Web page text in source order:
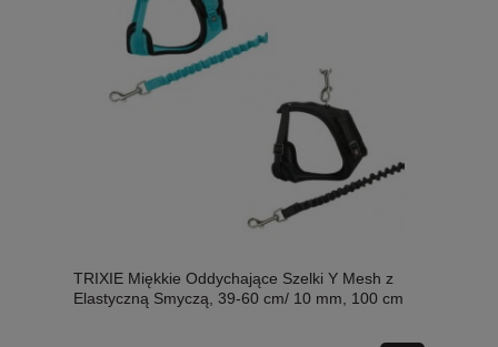
TRIXIE Miękkie Oddychające Szelki Y Mesh z
Elastyczną Smyczą, 39-60 cm/ 10 mm, 100 cm